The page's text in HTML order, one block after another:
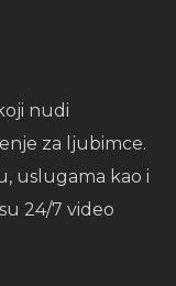
nudi
za ljubimce.
uslugama kao i
24/7 video